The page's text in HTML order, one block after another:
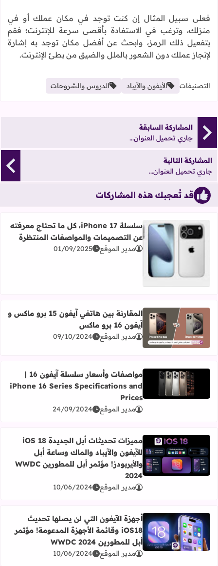
فعلى سبيل المثال إن كنت توجد في مكان عملك أو في
منزلك، وترغب في الاستفادة بأقصى سرعة للإنترنت؛ فقم
بتفعيل ذلك الرمز، وابحث عن أفضل مكان توجد به إشارة
لإنجاز عملك دون الشعور بالملل والضيق من بطئ الإنترنت.
التصنيفات الأيفون والآيباد الدروس والشروحات
المشاركة السابقة
جاري تحميل العنوان...
المشاركة التالية
جاري تحميل العنوان...
قد تُعجبك هذه المشاركات
اقرأ المزيد عن سلسلة iPhone 17، كل ما تحتاج معرفته عن التصميمات والمواصفات المنتظرة
سلسلة iPhone 17، كل ما تحتاج معرفته
عن التصميمات والمواصفات المنتظرة
مدير الموقع 01/09/2025
اقرأ المزيد عن المقارنة بين هاتفي آيفون 15 برو ماكس و آيفون 16 برو ماكس
المقارنة بين هاتفي آيفون 15 برو ماكس و
آيفون 16 برو ماكس
مدير الموقع 09/10/2024
اقرأ المزيد عن مواصفات وأسعار سلسلة آيفون 16 | iPhone 16 Series Specifications and Prices
مواصفات وأسعار سلسلة آيفون 16 |
iPhone 16 Series Specifications and
Prices
مدير الموقع 24/09/2024
اقرأ المزيد عن مميزات تحديثات أبل الجديدة iOS 18 للآيفون والآيباد والماك وساعة أبل والأيربودز! مؤتمر أبل للمطورين WWDC 2024
مميزات تحديثات أبل الجديدة iOS 18
للآيفون والآيباد والماك وساعة أبل
والأيربودز! مؤتمر أبل للمطورين WWDC
2024
مدير الموقع 10/06/2024
اقرأ المزيد عن أجهزة الآيفون التي لن يصلها تحديث iOS18 وقائمة الأجهزة المدعومة! مؤتمر أبل للمطورين WWDC 2024
أجهزة الآيفون التي لن يصلها تحديث
iOS18 وقائمة الأجهزة المدعومة! مؤتمر
أبل للمطورين WWDC 2024
مدير الموقع 10/06/2024